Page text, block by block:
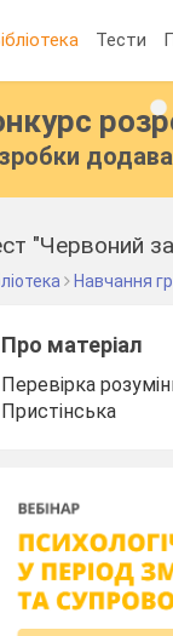
Тести
"Червоний
Навчання
Про матеріал
Перевірка
Пристінська